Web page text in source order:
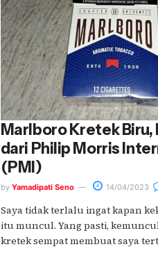
Marlboro Kretek Biru,
dari Philip Morris
(PMI)
by Yamadipati Seno 14/04/2023
Saya tidak terlalu ingat kapan
itu muncul. Yang pasti,
kretek sempat membuat saya